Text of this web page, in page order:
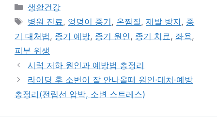
카
테
리
생활건강
태
그
병원 진료, 엉덩이 종기 , 온찜질,재발 방지 , 종
기 대처법, 종기 예방, 종기 원인, 종기 치료, 좌욕,
피부 위생
시력 저하 원인과 예방법 총정리
라이딩 후 소변이 잘 안나올때 원인·대처·예방
총정리(전립선 압박, 소변 스트레스)